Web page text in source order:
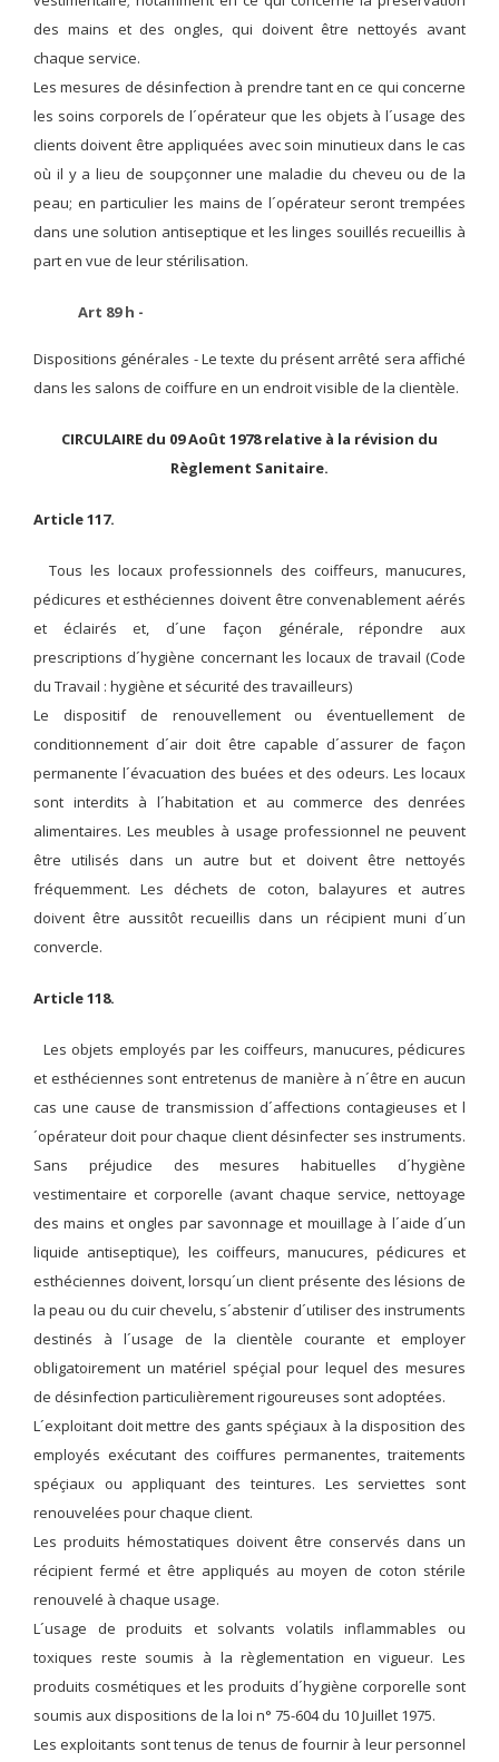
des mains et des ongles, qui doivent être nettoyés avant
chaque service.
Les mesures de désinfection à prendre tant en ce qui concerne
les soins corporels de l´opérateur que les objets à l´usage des
clients doivent être appliquées avec soin minutieux dans le cas
où il y a lieu de soupçonner une maladie du cheveu ou de la
peau; en particulier les mains de l´opérateur seront trempées
dans une solution antiseptique et les linges souillés recueillis à
part en vue de leur stérilisation.
Art 89 h -
Dispositions générales -Le texte du présent arrêté sera affiché
dans les salons de coiffure en un endroit visible de la clientèle.
CIRCULAIRE du 09 Août 1978 relative à la révision du
Règlement Sanitaire.
Article 117.
Tous les locaux professionnels des coiffeurs, manucures,
pédicures et esthéciennes doivent être convenablement aérés
et éclairés et, d´une façon générale, répondre aux
prescriptions d´hygiène concernant les locaux de travail (Code
du Travail : hygiène et sécurité des travailleurs)
Le dispositif de renouvellement ou éventuellement de
conditionnement d´air doit être capable d´assurer de façon
permanente l´évacuation des buées et des odeurs. Les locaux
sont interdits à l´habitation et au commerce des denrées
alimentaires. Les meubles à usage professionnel ne peuvent
être utilisés dans un autre but et doivent être nettoyés
fréquemment. Les déchets de coton, balayures et autres
doivent être aussitôt recueillis dans un récipient muni d´un
convercle.
Article 118.
Les objets employés par les coiffeurs, manucures, pédicures
et esthéciennes sont entretenus de manière à n´être en aucun
cas une cause de transmission d´affections contagieuses et l
´opérateur doit pour chaque client désinfecter ses instruments.
Sans préjudice des mesures habituelles d´hygiène
vestimentaire et corporelle (avant chaque service, nettoyage
des mains et ongles par savonnage et mouillage à l´aide d´un
liquide antiseptique), les coiffeurs, manucures, pédicures et
esthéciennes doivent, lorsqu´un client présente des lésions de
la peau ou du cuir chevelu, s´abstenir d´utiliser des instruments
destinés à l´usage de la clientèle courante et employer
obligatoirement un matériel spéçial pour lequel des mesures
de désinfection particulièrement rigoureuses sont adoptées.
L´exploitant doit mettre des gants spéçiaux à la disposition des
employés exécutant des coiffures permanentes, traitements
spéçiaux ou appliquant des teintures. Les serviettes sont
renouvelées pour chaque client.
Les produits hémostatiques doivent être conservés dans un
récipient fermé et être appliqués au moyen de coton stérile
renouvelé à chaque usage.
L´usage de produits et solvants volatils inflammables ou
toxiques reste soumis à la règlementation en vigueur. Les
produits cosmétiques et les produits d´hygiène corporelle sont
soumis aux dispositions de la loi n° 75-604 du 10 Juillet 1975.
Les exploitants sont tenus de tenus de fournir à leur personnel